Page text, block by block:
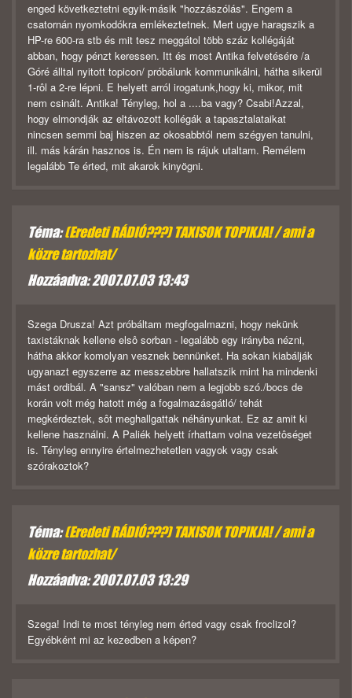
enged következtetni egyik-másik "hozzászólás". Engem a
csatornán nyomkodókra emlékeztetnek. Mert ugye haragszik a
HP-re 600-ra stb és mit tesz meggátol több száz kollégáját
abban, hogy pénzt keressen. Itt és most Antika felvetésére /a
Góré álltal nyitott topicon/ próbálunk kommunikálni, hátha sikerül
1-rôl a 2-re lépni. E helyett arról irogatunk,hogy ki, mikor, mit
nem csinált. Antika! Tényleg, hol a ....ba vagy? Csabi!Azzal,
hogy elmondják az eltávozott kollégák a tapasztalataikat
nincsen semmi baj hiszen az okosabbtól nem szégyen tanulni,
ill. más kárán hasznos is. Én nem is rájuk utaltam. Remélem
legalább Te érted, mit akarok kinyögni.
Téma:(Eredeti RÁDIÓ???) TAXISOK TOPIKJA! / ami a
közre tartozhat/
Hozzáadva: 2007.07.03 13:43
Szega Drusza! Azt próbáltam megfogalmazni, hogy nekünk
taxistáknak kellene elsô sorban - legalább egy irányba nézni,
hátha akkor komolyan vesznek bennünket. Ha sokan kiabálják
ugyanazt egyszerre az messzebbre hallatszik mint ha mindenki
mást ordibál. A "sansz" valóban nem a legjobb szó./bocs de
korán volt még hatott még a fogalmazásgátló/ tehát
megkérdeztek, sôt meghallgattak néhányunkat. Ez az amit ki
kellene használni. A Paliék helyett írhattam volna vezetôséget
is. Tényleg ennyire értelmezhetetlen vagyok vagy csak
szórakoztok?
Téma:(Eredeti RÁDIÓ???) TAXISOK TOPIKJA! / ami a
közre tartozhat/
Hozzáadva: 2007.07.03 13:29
Szega! Indi te most tényleg nem érted vagy csak froclizol?
Egyébként mi az kezedben a képen?